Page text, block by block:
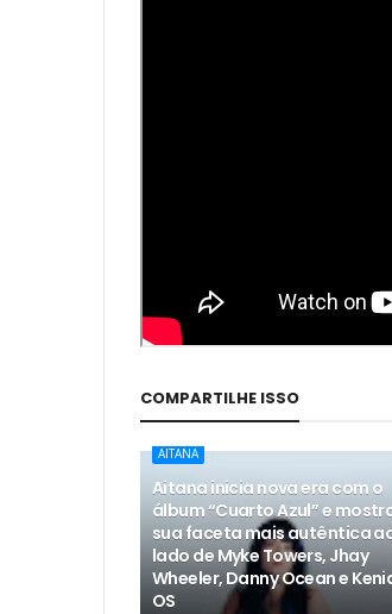
COMPARTILHE ISSO
AITANA
Aitana inicia nova era com o
álbum “Cuarto Azul” e
sua faceta mais autêntica
lado de Myke Towers, Jhay
Wheeler, Danny Ocean e
OS